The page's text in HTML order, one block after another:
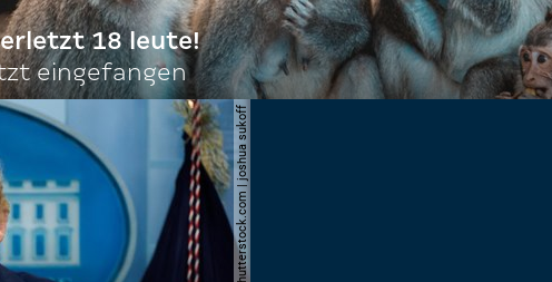
18 leute!
eingefangen
© shutterstock.com | joshua sukoff